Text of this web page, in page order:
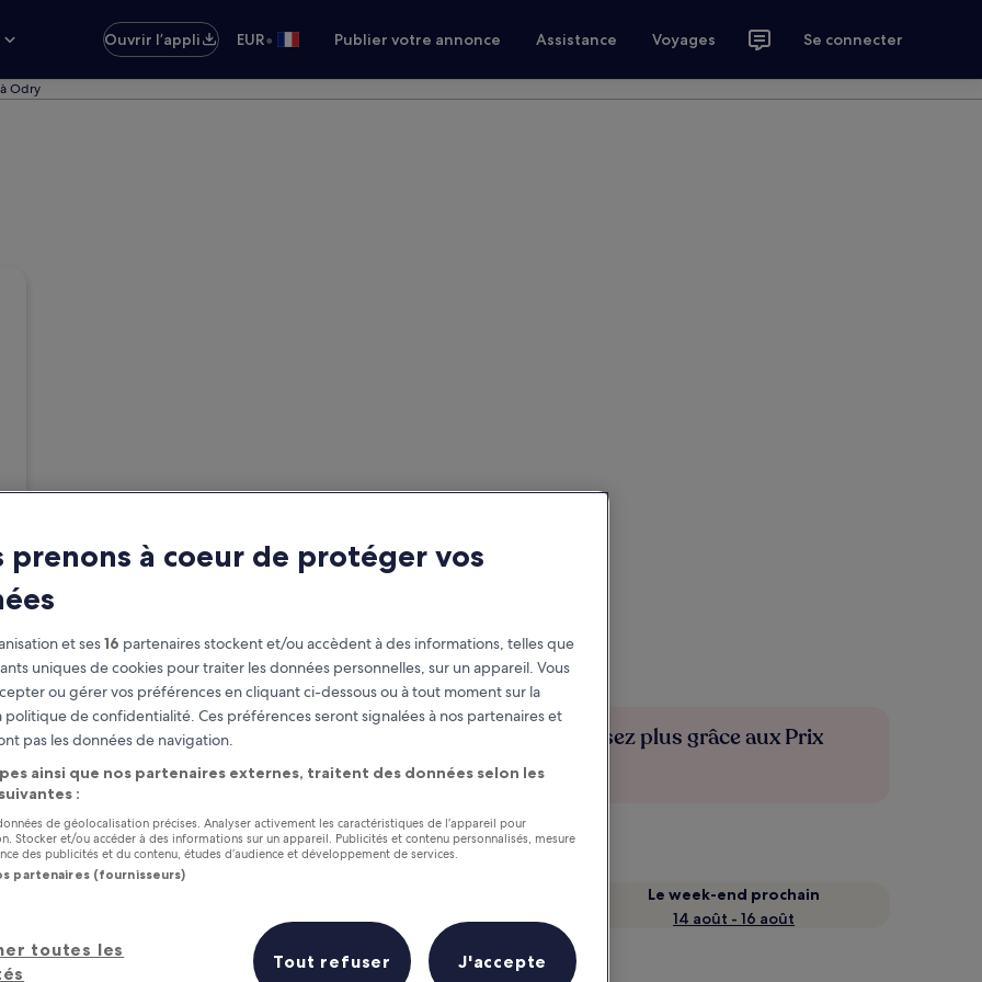
Ouvrir l’appli EUR• Publier votre annonce Assistance Voyages Se connecter
Odry
Gagnez des récompenses pour
chaque nuit séjournée
Économisez plus grâce aux Prix
membres
7 août - 9 août
Le week-end prochain
14 août - 16 août
un coup d’œil
prenons à coeur de protéger vos
et ses16 partenaires stockent et/ou accèdent à des informations, telles que
uniques de cookies pour traiter les données personnelles, sur un appareil. Vous
ou gérer vos préférences en cliquant ci-dessous ou à tout moment sur la
politique de confidentialité. Ces préférences seront signalées à nos partenaires et
pas les données de navigation.
ainsi que nos partenaires externes, traitent des données selon les
:
de géolocalisation précises. Analyser activement les caractéristiques de l’appareil pour
Stocker et/ou accéder à des informations sur un appareil. Publicités et contenu personnalisés, mesure
des publicités et du contenu, études d’audience et développement de services.
partenaires (fournisseurs)
toutes les
Tout refuser J'accepte